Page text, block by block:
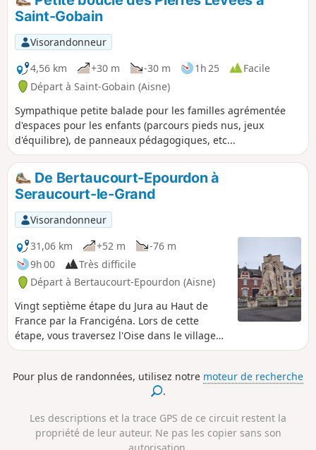
Saint-Gobain
Visorandonneur
4,56 km
+30 m -30 m 1h 25
Facile
Départ à Saint-Gobain (Aisne)
Sympathique petite balade pour les familles agrémentée
d'espaces pour les enfants (parcours pieds nus, jeux
d'équilibre), de panneaux pédagogiques, etc...
De Bertaucourt-Epourdon à
Seraucourt-le-Grand
Visorandonneur
31,06 km
+52 m
-76 m
9h 00
Très difficile
Départ à Bertaucourt-Epourdon (Aisne)
Vingt septième étape du Jura au Haut de
France par la Francigéna. Lors de cette
étape, vous traversez l'Oise dans le village
de Lafère puis vous longez une partie du
Tergnier où l’Art déco est omniprésent. Ses
exemples plus représentatifs sont la Place
l’hôtel de Ville et l’église de Fargniers. En
longeant le Canal de Saint-Quentin, vous
Pour plus de randonnées, utilisez notre moteur de recherche
.
Les descriptions et la trace GPS de ce circuit restent la
propriété de leur auteur. Ne pas les copier sans son